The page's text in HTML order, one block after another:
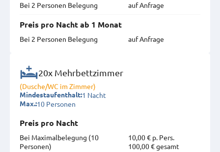
Bei 2 Personen Belegung
auf Anfrage
Preis pro Nacht ab 1 Monat
Bei 2 Personen Belegung
auf Anfrage
20x Mehrbettzimmer
(Dusche/WC im Zimmer)
Mindestaufenthalt:1 Nacht
Max.:10 Personen
Preis pro Nacht
Bei Maximal­belegung (10
Personen)
10,00 € p. Pers.
100,00 € gesamt